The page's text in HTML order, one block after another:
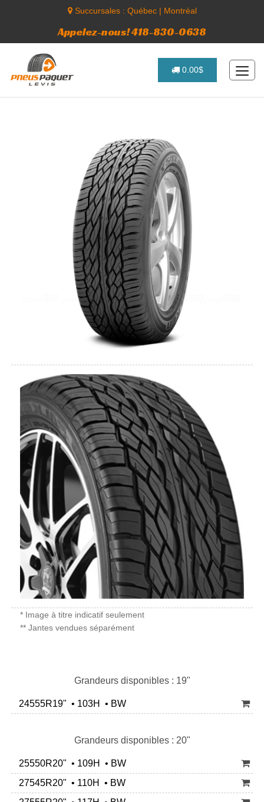
Succursales : Québec| Montréal
Appelez-nous! 418-830-0638
0.00$
* Image à titre indicatif seulement
** Jantes vendues séparément
Grandeurs disponibles : 19"
24555R19" • 103H • BW
Grandeurs disponibles : 20"
25550R20" • 109H • BW
27545R20" • 110H • BW